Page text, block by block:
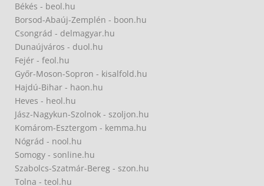
Békés - beol.hu
Borsod-Abaúj-Zemplén - boon.hu
Csongrád - delmagyar.hu
Dunaújváros - duol.hu
Fejér - feol.hu
Győr-Moson-Sopron - kisalfold.hu
Hajdú-Bihar - haon.hu
Heves - heol.hu
Jász-Nagykun-Szolnok - szoljon.hu
Komárom-Esztergom - kemma.hu
Nógrád - nool.hu
Somogy - sonline.hu
Szabolcs-Szatmár-Bereg - szon.hu
Tolna - teol.hu